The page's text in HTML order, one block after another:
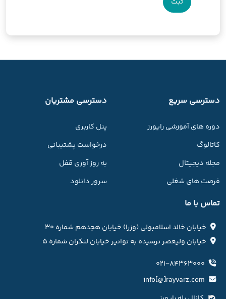
دسترسی سریع
دوره های آموزشی رایورز
کاتالوگ
مجله دیجیتال
فرصت های شغلی
دسترسی مشتریان
پنل کاربری
درخواست پشتیبانی
به روز آوری قفل
سرور دانلود
تماس با ما
خیابان خالد اسلامبولی (وزرا) خیابان هجدهم شماره ۳۰
خیابان ولیعصر نرسیده به توانیر خیابان لنکران شماره ۵
۰۲۱−۸۴۳۶۳۰۰۰
info[@]rayvarz.com